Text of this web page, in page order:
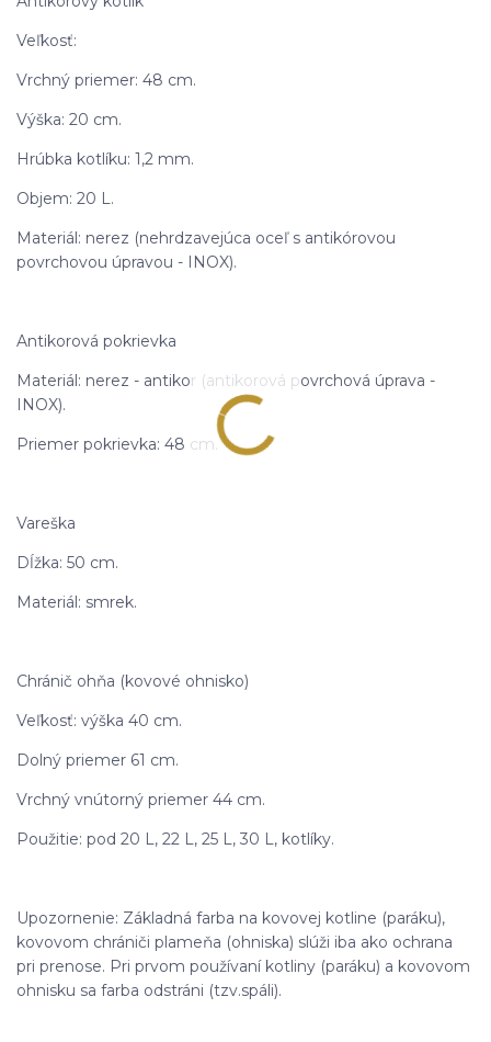
Veľkosť:
Vrchný priemer: 48 cm.
Výška: 20 cm.
Hrúbka kotlíku: 1,2 mm.
Objem: 20 L.
Materiál: nerez (nehrdzavejúca oceľ s antikórovou
povrchovou úpravou - INOX).
Antikorová pokrievka
Materiál: nerez - antikor (antikorová povrchová úprava -
INOX).
Priemer pokrievka: 48 cm.
Vareška
Dĺžka: 50 cm.
Materiál: smrek.
Chránič ohňa (kovové ohnisko)
Veľkosť: výška 40 cm.
Dolný priemer 61 cm.
Vrchný vnútorný priemer 44 cm.
Použitie: pod 20 L, 22 L, 25 L, 30 L, kotlíky.
Upozornenie: Základná farba na kovovej kotline (paráku),
kovovom chrániči plameňa (ohniska) slúži iba ako ochrana
pri prenose. Pri prvom používaní kotliny (paráku) a kovovom
ohnisku sa farba odstráni (tzv.spáli).